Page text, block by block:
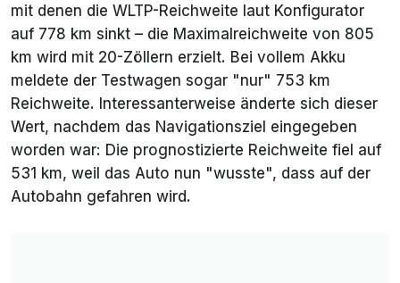
mit denen die WLTP-Reichweite laut Konfigurator
auf 778 km sinkt – die Maximalreichweite von 805
km wird mit 20-Zöllern erzielt. Bei vollem Akku
meldete der Testwagen sogar "nur" 753 km
Reichweite. Interessanterweise änderte sich dieser
Wert, nachdem das Navigationsziel eingegeben
worden war: Die prognostizierte Reichweite fiel auf
531 km, weil das Auto nun "wusste", dass auf der
Autobahn gefahren wird.